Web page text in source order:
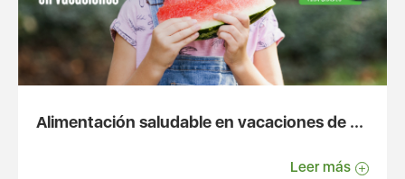
Alimentación saludable en vacaciones de ...
Leer más